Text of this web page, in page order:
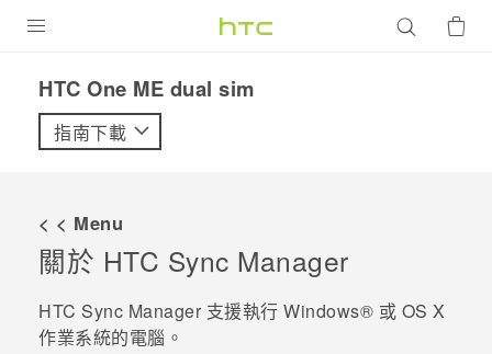
VIVE
優惠專區
HTC One ME dual sim‎
指南下載
< < Menu
關於 HTC Sync Manager
HTC Sync Manager 支援執行 Windows® 或 OS X
作業系統的電腦。